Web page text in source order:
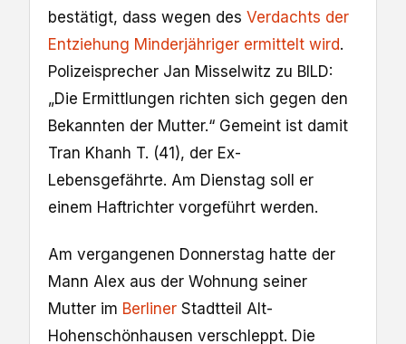
bestätigt, dass wegen des Verdachts der
Entziehung Minderjähriger ermittelt wird.
Polizeisprecher Jan Misselwitz zu BILD:
„Die Ermittlungen richten sich gegen den
Bekannten der Mutter.“ Gemeint ist damit
Tran Khanh T. (41), der Ex-
Lebensgefährte. Am Dienstag soll er
einem Haftrichter vorgeführt werden.
Am vergangenen Donnerstag hatte der
Mann Alex aus der Wohnung seiner
Mutter im Berliner Stadtteil Alt-
Hohenschönhausen verschleppt. Die